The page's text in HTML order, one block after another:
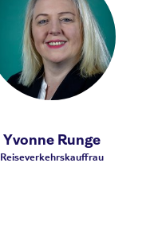
Yvonne Runge
Reiseverkehrskauffrau